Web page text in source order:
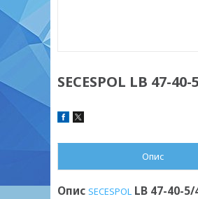
SECESPOL LB 47-
Опис
Опис SECESPOL LB 47-40-